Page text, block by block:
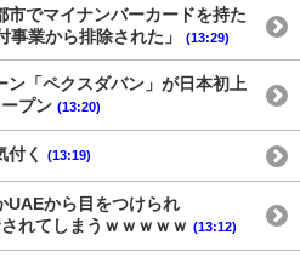
でマイナンバーカードを持た
事業から排除された」
(13:29)
ン「ペクスダバン」が日本初上
プン (13:20)
付く (13:19)
UAEから目をつけられ
れてしまうｗｗｗｗｗ (13:12)